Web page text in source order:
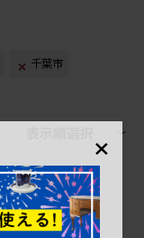
千葉市
×